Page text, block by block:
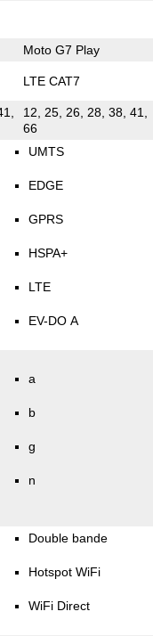
Moto G7 Play
LTE CAT7
12, 25, 26, 28, 38, 41,
66
UMTS
EDGE
GPRS
HSPA+
LTE
EV-DO A
a
b
g
n
Double bande
Hotspot WiFi
WiFi Direct